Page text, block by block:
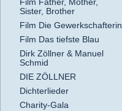
Film Father, Mother,
Sister, Brother
Film Die Gewerkschafterin
Film Das tiefste Blau
Dirk Zöllner & Manuel
Schmid
DIE ZÖLLNER
Dichterlieder
Charity-Gala